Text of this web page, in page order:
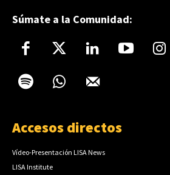
Súmate a la Comunidad:
Accesos directos
Vídeo-Presentación LISA News
LISA Institute